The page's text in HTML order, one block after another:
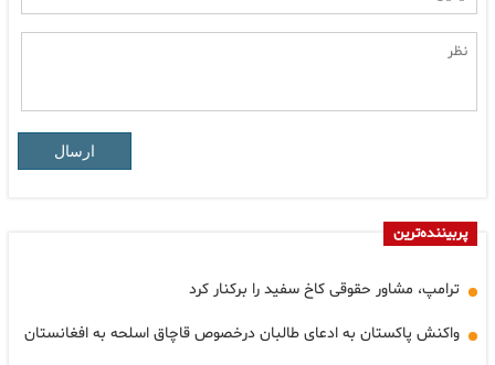
ارسال
پربیننده‌ترین
ترامپ، مشاور حقوقی کاخ سفید را برکنار کرد
واکنش پاکستان به ادعای طالبان درخصوص قاچاق اسلحه به افغانستان